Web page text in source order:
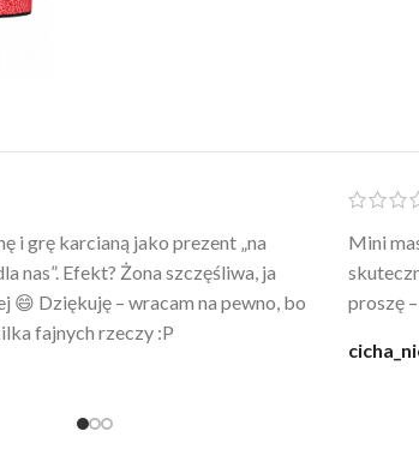
Szlafrok to sztos – lekki, chłodny, a
butiku. Noszę
z mężem.
świetny